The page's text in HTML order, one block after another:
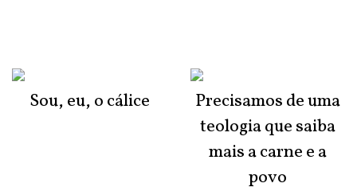
Sou, eu, o cálice
Precisamos de uma
teologia que saiba
mais a carne e a
povo